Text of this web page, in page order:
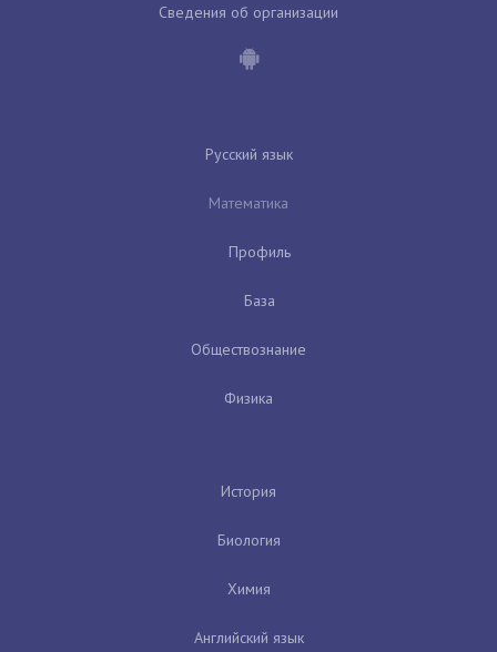
Сведения об организации
Русский язык
Математика
Профиль
База
Обществознание
Физика
История
Биология
Химия
Английский язык